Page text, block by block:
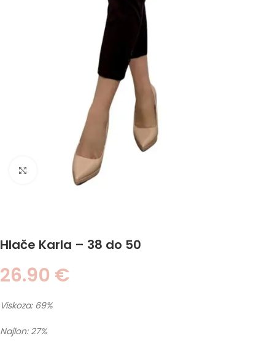
Click to enlarge
Hlače Karla – 38 do 50
26.90 €
Viskoza: 69%
Najlon: 27%